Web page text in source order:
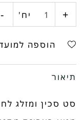
+ כמות
סכין
ומזלג
יח' -
הוספה
תיאור
סט סכין ומזלג